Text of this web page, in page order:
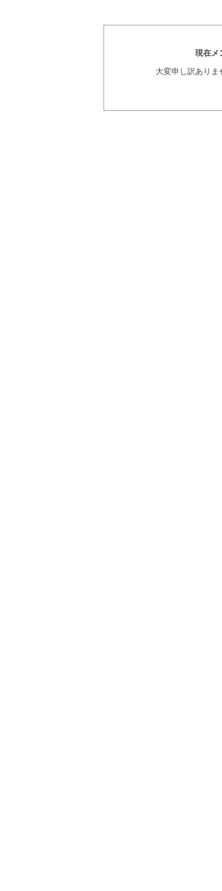
現在メ
大変申し訳あり